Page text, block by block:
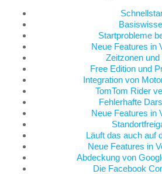
Startprobleme
Neue Features in
Zeitzonen und
Free Edition und
Integration von
TomTom Rider
Fehlerhafte
Neue Features in
Läuft das auch auf
Neue Features in
Abdeckung von
Die Facebook